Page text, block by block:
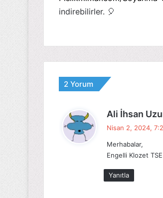
indirebilirler. 🎈
2 Yorum
Ali İhsan
Nisan 2, 2024,
Merhabalar,
Engelli Klozet
Yanıtla